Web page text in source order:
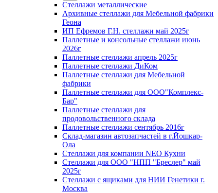
Стеллажи металлические
Архивные стеллажи для Мебельной фабрики
Геона
ИП Ефремов Г.Н. стеллажи май 2025г
Паллетные и консольные стеллажи июнь
2026г
Паллетные стеллажи апрель 2025г
Паллетные стеллажи ДиКом
Паллетные стеллажи для Мебельной
фабрики
Паллетные стеллажи для ООО"Комплекс-
Бар"
Паллетные стеллажи для
продовольственного склада
Паллетные стеллажи сентябрь 2016г
Склад-магазин автозапчастей в г.Йошкар-
Ола
Стеллажи для компании NEO Кухни
Стеллажи для ООО "НПП "Бреслер" май
2025г
Стеллажи с ящиками для НИИ Генетики г.
Москва